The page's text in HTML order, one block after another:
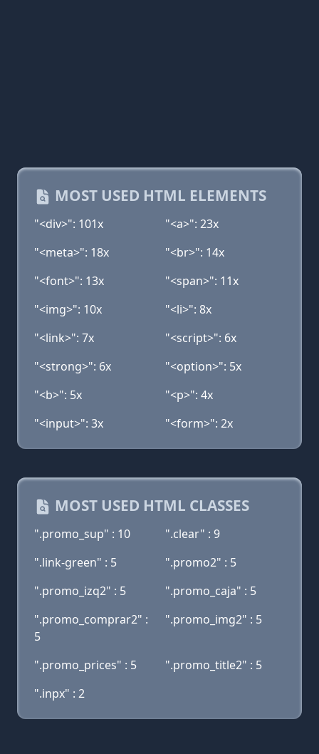
MOST USED HTML ELEMENTS
"<div>": 101x
"<a>": 23x
"<meta>": 18x
"<br>": 14x
"<font>": 13x
"<span>": 11x
"<img>": 10x
"<li>": 8x
"<link>": 7x
"<script>": 6x
"<strong>": 6x
"<option>": 5x
"<b>": 5x
"<p>": 4x
"<input>": 3x
"<form>": 2x
MOST USED HTML CLASSES
".promo_sup" : 10
".clear" : 9
".link-green" : 5
".promo2" : 5
".promo_izq2" : 5
".promo_caja" : 5
".promo_comprar2" :
5
".promo_img2" : 5
".promo_prices" : 5
".promo_title2" : 5
".inpx" : 2